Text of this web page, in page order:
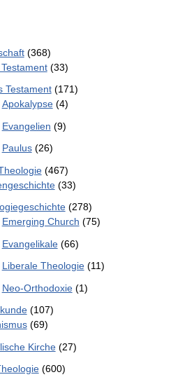
(368)
(33)
Testament(171)
Apokalypse(4)
Evangelien (9)
Paulus(26)
(467)
(33)
(278)
Emerging Church (75)
Evangelikale(66)
Liberale Theologie(11)
Neo-Orthodoxie(1)
(107)
(69)
Kirche(27)
(600)